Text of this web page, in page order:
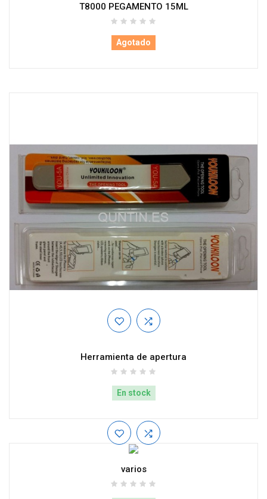
T8000 PEGAMENTO 15ML
Agotado
Herramienta de apertura
En stock
varios